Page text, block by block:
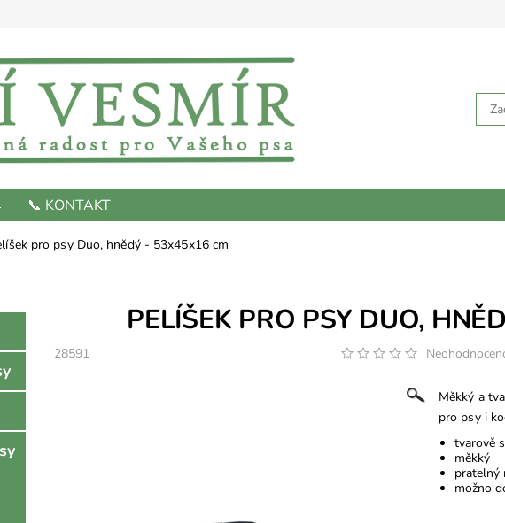
📞 KONTAKT
pro psy Duo, hnědý - 53x45x16 cm
PELÍŠEK PRO PSY DUO,
28591
Měkký a
pro psy i
tvarově
měkký
pratelný
možno